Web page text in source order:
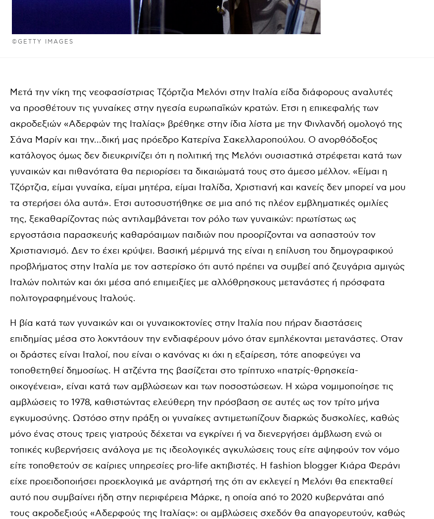
©GETTY IMAGES
Μετά την νίκη της νεοφασίστριας Τζόρτζια Μελόνι στην Ιταλία είδα διάφορους αναλυτές
να προσθέτουν τις γυναίκες στην ηγεσία ευρωπαϊκών κρατών. Ετσι η επικεφαλής των
ακροδεξιών «Αδερφών της Ιταλίας» βρέθηκε στην ίδια λίστα με την Φινλανδή ομολογό της
Σάνα Μαρίν και την…δική μας πρόεδρο Κατερίνα Σακελλαροπούλου. Ο ανορθόδοξος
κατάλογος όμως δεν διευκρινίζει ότι η πολιτική της Μελόνι ουσιαστικά στρέφεται κατά των
γυναικών και πιθανότατα θα περιορίσει τα δικαιώματά τους στο άμεσο μέλλον. «Είμαι η
Τζόρτζια, είμαι γυναίκα, είμαι μητέρα, είμαι Ιταλίδα, Χριστιανή και κανείς δεν μπορεί να μου
τα στερήσει όλα αυτά». Ετσι αυτοσυστήθηκε σε μια από τις πλέον εμβληματικές ομιλίες
της, ξεκαθαρίζοντας πώς αντιλαμβάνεται τον ρόλο των γυναικών: πρωτίστως ως
εργοστάσια παρασκευής καθαρόαιμων παιδιών που προορίζονται να ασπαστούν τον
Χριστιανισμό. Δεν το έχει κρύψει. Βασική μέριμνά της είναι η επίλυση του δημογραφικού
προβλήματος στην Ιταλία με τον αστερίσκο ότι αυτό πρέπει να συμβεί από ζευγάρια αμιγώς
Ιταλών πολιτών και όχι μέσα από επιμειξίες με αλλόθρησκους μετανάστες ή πρόσφατα
πολιτογραφημένους Ιταλούς.
Η βία κατά των γυναικών και οι γυναικοκτονίες στην Ιταλία που πήραν διαστάσεις
επιδημίας μέσα στο λοκντάουν την ενδιαφέρουν μόνο όταν εμπλέκονται μετανάστες. Οταν
οι δράστες είναι Ιταλοί, που είναι ο κανόνας κι όχι η εξαίρεση, τότε αποφεύγει να
τοποθετηθεί δημοσίως. Η ατζέντα της βασίζεται στο τρίπτυχο «πατρίς-θρησκεία-
οικογένεια», είναι κατά των αμβλώσεων και των ποσοστώσεων. Η χώρα νομιμοποίησε τις
αμβλώσεις το 1978, καθιστώντας ελεύθερη την πρόσβαση σε αυτές ως τον τρίτο μήνα
εγκυμοσύνης. Ωστόσο στην πράξη οι γυναίκες αντιμετωπίζουν διαρκώς δυσκολίες, καθώς
μόνο ένας στους τρεις γιατρούς δέχεται να εγκρίνει ή να διενεργήσει άμβλωση ενώ οι
τοπικές κυβερνήσεις ανάλογα με τις ιδεολογικές αγκυλώσεις τους είτε αψηφούν τον νόμο
είτε τοποθετούν σε καίριες υπηρεσίες pro-life ακτιβιστές. Η fashion blogger Κιάρα Φεράνι
είχε προειδοποιήσει προεκλογικά με ανάρτησή της ότι αν εκλεγεί η Μελόνι θα επεκταθεί
αυτό που συμβαίνει ήδη στην περιφέρεια Μάρκε, η οποία από το 2020 κυβερνάται από
τους ακροδεξιούς «Αδερφούς της Ιταλίας»: οι αμβλώσεις σχεδόν θα απαγορευτούν, καθώς